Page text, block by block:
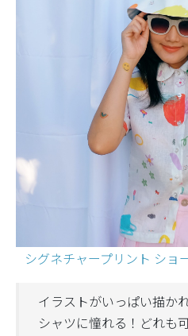
シグネチャープリント ショ
イラストがいっぱい描か
シャツに憧れる！どれも